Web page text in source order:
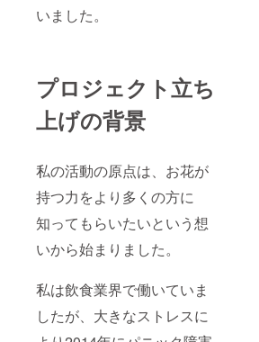
いました。
プロジェクト立ち
上げの背景
私の活動の原点は、お花が
持つ力をより多くの方に
知ってもらいたいという想
いから始まりました。
私は飲食業界で働いていま
したが、大きなストレスに